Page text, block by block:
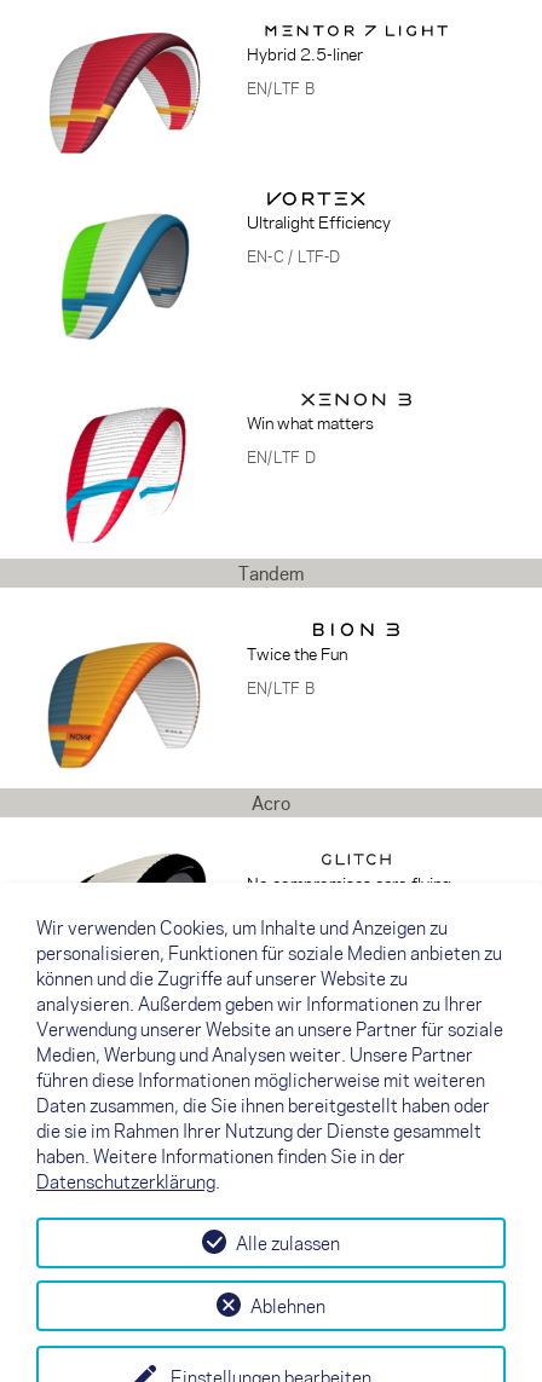
Hybrid 2.5-liner
EN/LTF B
Ultralight Efficiency
EN-C / LTF-D
Win what matters
EN/LTF D
Tandem
Twice the Fun
EN/LTF B
Acro
No compromises acro flying
Load test
Vorgängermodelle
Finde Schirme die nicht mehr
produziert werden
Händler
my NOVA
Newsletter
AGB
Datenschutz
Wir verwenden Cookies, um Inhalte und Anzeigen zu
personalisieren, Funktionen für soziale Medien anbieten zu
können und die Zugriffe auf unserer Website zu
analysieren. Außerdem geben wir Informationen zu Ihrer
Verwendung unserer Website an unsere Partner für soziale
Medien, Werbung und Analysen weiter. Unsere Partner
führen diese Informationen möglicherweise mit weiteren
Daten zusammen, die Sie ihnen bereitgestellt haben oder
die sie im Rahmen Ihrer Nutzung der Dienste gesammelt
haben. Weitere Informationen finden Sie in der
Datenschutzerklärung.
Einstellungen bearbeiten
Ablehnen
Alle zulassen